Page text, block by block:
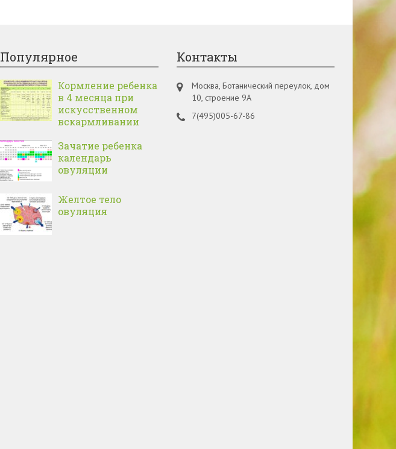
Популярное
Кормление ребенка
в 4 месяца при
искусственном
вскармливании
Зачатие ребенка
календарь
овуляции
Желтое тело
овуляция
Контакты
Москва, Ботанический переулок, дом
10, строение 9А
7(495)005-67-86